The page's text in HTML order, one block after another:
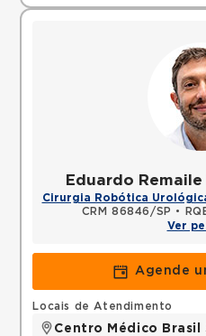
Eduardo
Cirurgia Robótica
CRM 86846/SP •
Ver
Agende
Locais de Atendimento
Centro Médico Brasil